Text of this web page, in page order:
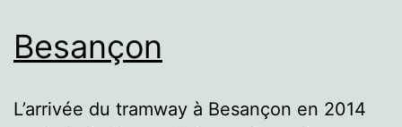
Besançon
L’arrivée du tramway à Besançon en 2014